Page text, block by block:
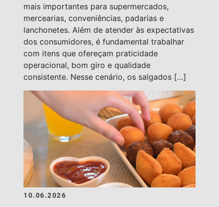
mais importantes para supermercados,
mercearias, conveniências, padarias e
lanchonetes. Além de atender às expectativas
dos consumidores, é fundamental trabalhar
com itens que ofereçam praticidade
operacional, bom giro e qualidade
consistente. Nesse cenário, os salgados […]
10.06.2026